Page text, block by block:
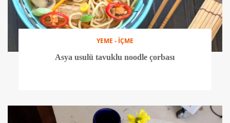
YEME - İÇME
Asya usulü tavuklu noodle çorbası